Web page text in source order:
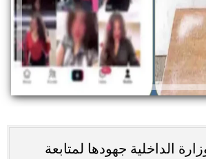
الداخلية جهودها لمتابعة